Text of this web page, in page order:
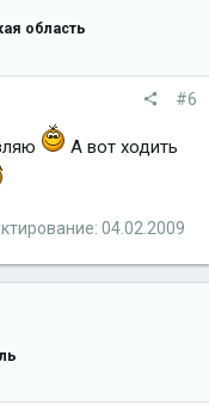
область
#6
А вот ходить
04.02.2009